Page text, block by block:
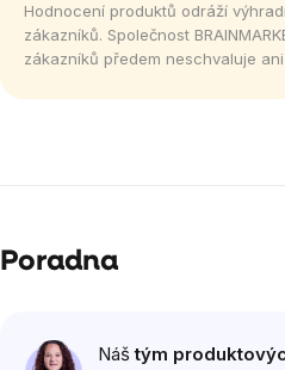
Hodnocení produktů odráží
zákazníků. Společnost
zákazníků předem neschvaluje
Poradna
Náštým